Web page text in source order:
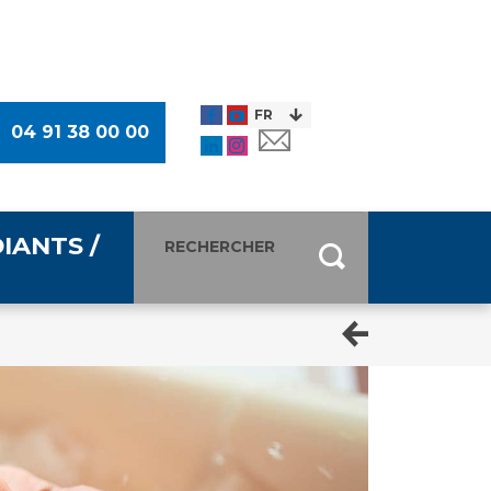
04 91 38 00 00
Des Usagers (CDU)
des Usagers
/
presse